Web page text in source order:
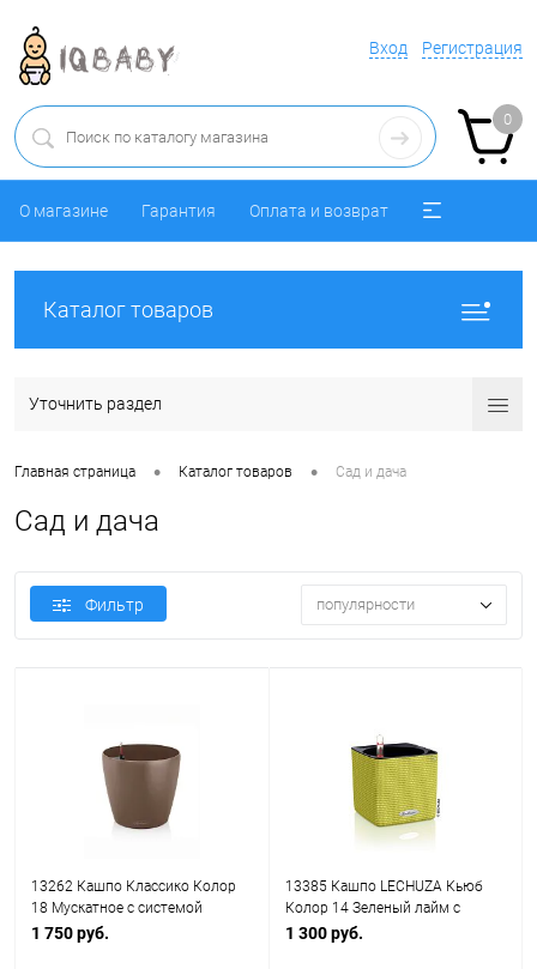
Вход Регистрация
0
О магазине Гарантия Оплата и возврат
Каталог товаров
Уточнить раздел
Главная страница • Каталог товаров • Сад и дача
Сад и дача
Фильтр популярности
13262 Кашпо Классико Колор
18 Мускатное с системой
автополива
1 750 руб.
13385 Кашпо LECHUZA Кьюб
Колор 14 Зеленый лайм с
системой полива
1 300 руб.